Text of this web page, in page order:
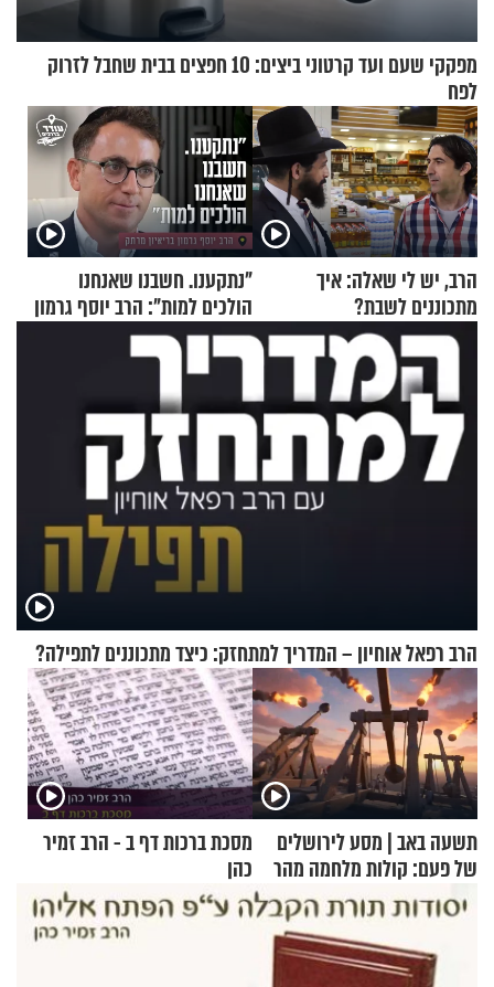
מפקקי שעם ועד קרטוני ביצים: 10 חפצים בבית שחבל לזרוק
לפח
הרב, יש לי שאלה: איך
מתכוננים לשבת?
"נתקענו. חשבנו שאנחנו
הולכים למות": הרב יוסף גרמון
בריאיון מרתק
הרב רפאל אוחיון – המדריך למתחזק: כיצד מתכוננים לתפילה?
תשעה באב | מסע לירושלים
של פעם: קולות מלחמה מהר
הזיתים
מסכת ברכות דף ב - הרב זמיר
כהן